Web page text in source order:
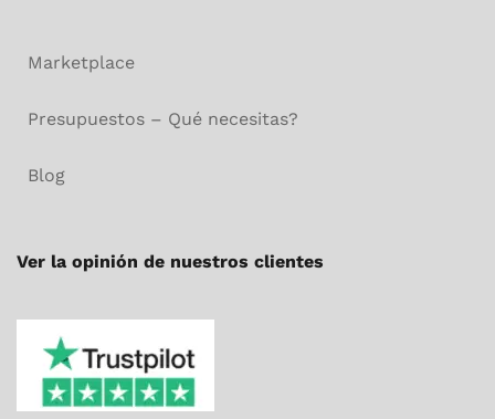
Marketplace
Presupuestos – Qué necesitas?
Blog
Ver la opinión de nuestros clientes